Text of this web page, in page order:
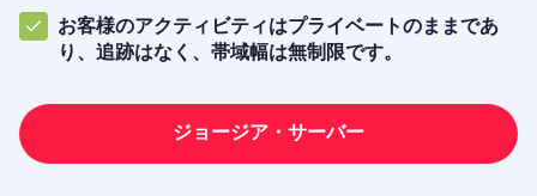
お客様のアクティビティはプライベートのままであ
り、追跡はなく、帯域幅は無制限です。
ジョージア・サーバー